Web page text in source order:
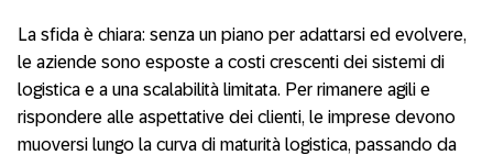
La sfida è chiara: senza un piano per adattarsi ed evolvere,
le aziende sono esposte a costi crescenti dei sistemi di
logistica e a una scalabilità limitata. Per rimanere agili e
rispondere alle aspettative dei clienti, le imprese devono
muoversi lungo la curva di maturità logistica, passando da